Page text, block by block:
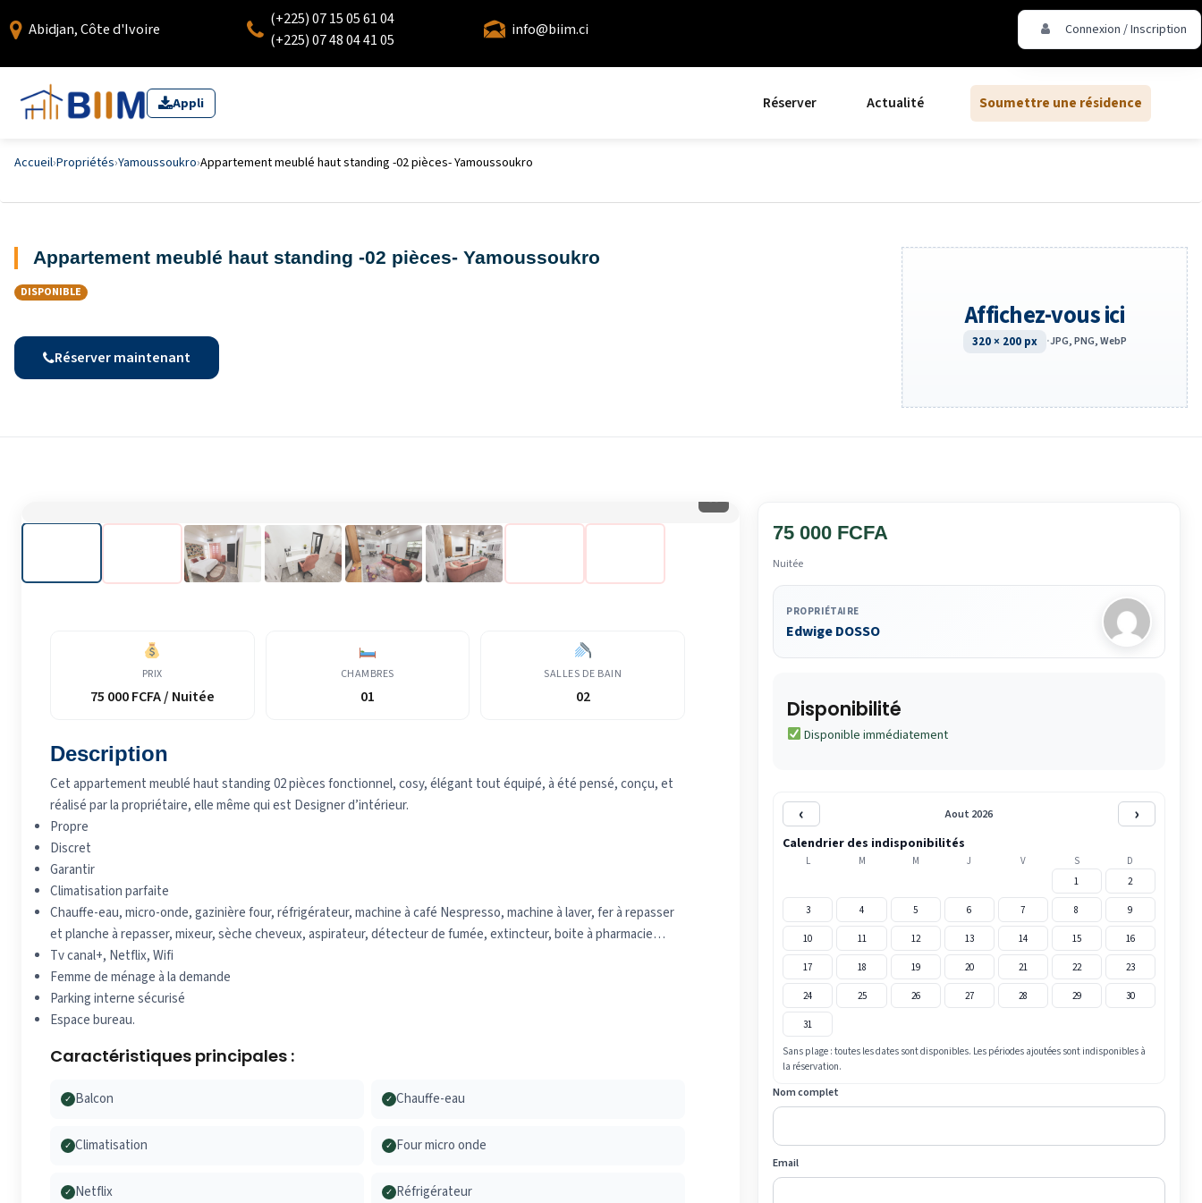
Abidjan, Côte d'Ivoire
(+225) 07 15 05 61 04
(+225) 07 48 04 41 05
info@biim.ci Connexion / Inscription
Appli Réserver Actualité Soumettre une résidence
Accueil›Propriétés›Yamoussoukro›Appartement meublé haut standing -02 pièces- Yamoussoukro
Appartement meublé haut standing -02 pièces- Yamoussoukro
DISPONIBLE
Réserver maintenant
Affichez-vous ici
320 × 200 px ·JPG, PNG, WebP
⛶
PRIX
75 000 FCFA / Nuitée
CHAMBRES
01
SALLES DE BAIN
02
Description
Cet appartement meublé haut standing 02 pièces fonctionnel, cosy, élégant tout équipé, à été pensé, conçu, et
réalisé par la propriétaire, elle même qui est Designer d’intérieur.
Propre
Discret
Garantir
Climatisation parfaite
Chauffe-eau, micro-onde, gazinière four, réfrigérateur, machine à café Nespresso, machine à laver, fer à repasser
et planche à repasser, mixeur, sèche cheveux, aspirateur, détecteur de fumée, extincteur, boite à pharmacie…
Tv canal+, Netflix, Wifi
Femme de ménage à la demande
Parking interne sécurisé
Espace bureau.
Caractéristiques principales :
✓ Balcon ✓ Chauffe-eau
✓ Climatisation ✓ Four micro onde
✓ Netflix ✓ Réfrigérateur
75 000 FCFA
Nuitée
PROPRIÉTAIRE
Edwige DOSSO
Disponibilité
Disponible immédiatement
‹ Aout 2026 ›
Calendrier des indisponibilités
L M M J V S
D
1
2
3 4 5 6 7 8 9
10 11 12 13 14 15 16
17 18 19 20 21 22 23
24 25 26 27 28 29 30
31
Sans plage : toutes les dates sont disponibles. Les périodes ajoutées sont indisponibles à
la réservation.
Nom complet
Email